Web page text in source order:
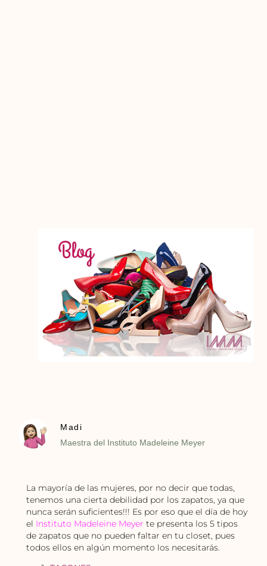
Madi
Maestra del Instituto Madeleine Meyer
La mayoría de las mujeres, por no decir que todas,
tenemos una cierta debilidad por los zapatos, ya que
nunca serán suficientes!!! Es por eso que el día de hoy
el Instituto Madeleine Meyer te presenta los 5 tipos
de zapatos que no pueden faltar en tu closet, pues
todos ellos en algún momento los necesitarás.